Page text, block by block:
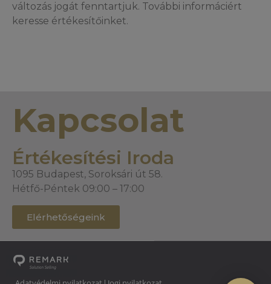
változás jogát fenntartjuk. További informáciért
keresse értékesítőinket.
Kapcsolat
Értékesítési Iroda
1095 Budapest, Soroksári út 58.
Hétfő-Péntek 09:00 – 17:00
Elérhetőségeink